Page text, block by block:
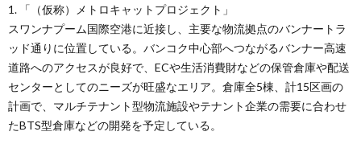
1. 「（仮称）メトロキャットプロジェクト」
スワンナプーム国際空港に近接し、主要な物流拠点のバンナートラ
ッド通りに位置している。バンコク中心部へつながるバンナー高速
道路へのアクセスが良好で、ECや生活消費財などの保管倉庫や配送
センターとしてのニーズが旺盛なエリア。倉庫全5棟、計15区画の
計画で、マルチテナント型物流施設やテナント企業の需要に合わせ
たBTS型倉庫などの開発を予定している。